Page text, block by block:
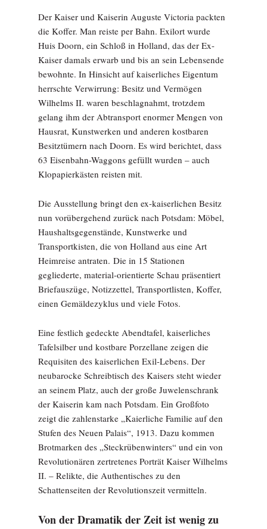
Der Kaiser und Kaiserin Auguste Victoria packten
die Koffer. Man reiste per Bahn. Exilort wurde
Huis Doorn, ein Schloß in Holland, das der Ex-
Kaiser damals erwarb und bis an sein Lebensende
bewohnte. In Hinsicht auf kaiserliches Eigentum
herrschte Verwirrung: Besitz und Vermögen
Wilhelms II. waren beschlagnahmt, trotzdem
gelang ihm der Abtransport enormer Mengen von
Hausrat, Kunstwerken und anderen kostbaren
Besitztümern nach Doorn. Es wird berichtet, dass
63 Eisenbahn-Waggons gefüllt wurden – auch
Klopapierkästen reisten mit.
Die Ausstellung bringt den ex-kaiserlichen Besitz
nun vorübergehend zurück nach Potsdam: Möbel,
Haushaltsgegenstände, Kunstwerke und
Transportkisten, die von Holland aus eine Art
Heimreise antraten. Die in 15 Stationen
gegliederte, material-orientierte Schau präsentiert
Briefauszüge, Notizzettel, Transportlisten, Koffer,
einen Gemäldezyklus und viele Fotos.
Eine festlich gedeckte Abendtafel, kaiserliches
Tafelsilber und kostbare Porzellane zeigen die
Requisiten des kaiserlichen Exil-Lebens. Der
neubarocke Schreibtisch des Kaisers steht wieder
an seinem Platz, auch der große Juwelenschrank
der Kaiserin kam nach Potsdam. Ein Großfoto
zeigt die zahlenstarke „Kaierliche Familie auf den
Stufen des Neuen Palais“, 1913. Dazu kommen
Brotmarken des „Steckrübenwinters“ und ein von
Revolutionären zertretenes Porträt Kaiser Wilhelms
II. – Relikte, die Authentisches zu den
Schattenseiten der Revolutionszeit vermitteln.
Von der Dramatik der Zeit ist wenig zu